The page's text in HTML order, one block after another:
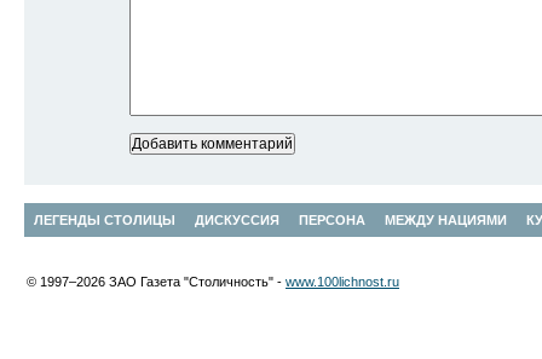
ЛЕГЕНДЫ СТОЛИЦЫ ДИСКУССИЯ ПЕРСОНА МЕЖДУ НАЦИЯМИ
© 1997–2026 ЗАО Газета "Столичность" - www.100lichnost.ru